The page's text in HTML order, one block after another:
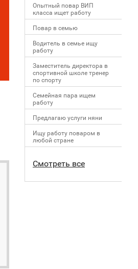
Опытный повар ВИП
класса ищет работу
Повар в семью
Водитель в семье ищу
работу
Заместитель директора в
спортивной школе тренер
по спорту
Семейная пара ищем
работу
Предлагаю услуги няни
Ищу работу поваром в
любой стране
Смотреть все